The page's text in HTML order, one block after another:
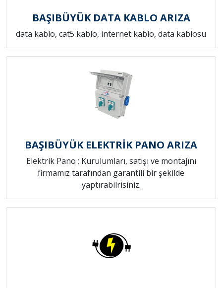
BAŞIBÜYÜK DATA KABLO ARIZA
data kablo, cat5 kablo, internet kablo, data kablosu
BAŞIBÜYÜK ELEKTRİK PANO ARIZA
Elektrik Pano ; Kurulumları, satışı ve montajını
firmamız tarafından garantili bir şekilde
yaptırabilrisiniz.